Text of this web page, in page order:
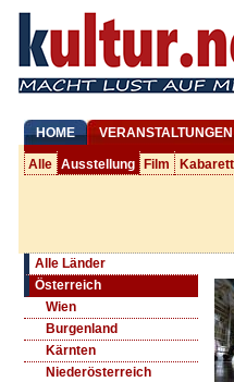
HOME VERANSTALTUNGEN
Alle Ausstellung Film Kabarett
Alle Länder
Österreich
Wien
Burgenland
Kärnten
Niederösterreich